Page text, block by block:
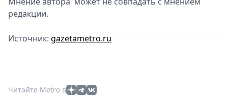
редакции.
Источник: gazetametro.ru
Читайте Metro в